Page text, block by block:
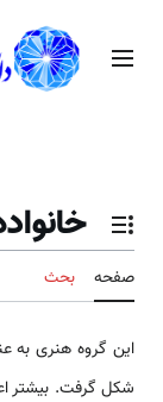
محتوامنوی اصلی
تغییر وضعیت
صفحه بحث
این گروه هنری به
شکل گرفت. بیشتر